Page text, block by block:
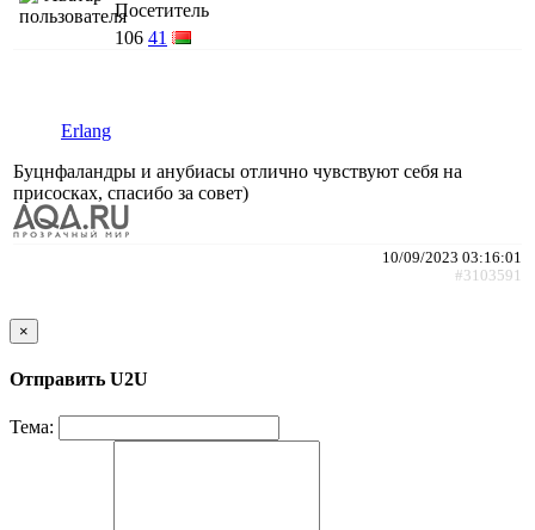
Посетитель
106 41
Erlang
Буцнфаландры и анубиасы отлично чувствуют себя на
присосках, спасибо за совет)
10/09/2023 03:16:01
#3103591
×
Отправить U2U
Тема: